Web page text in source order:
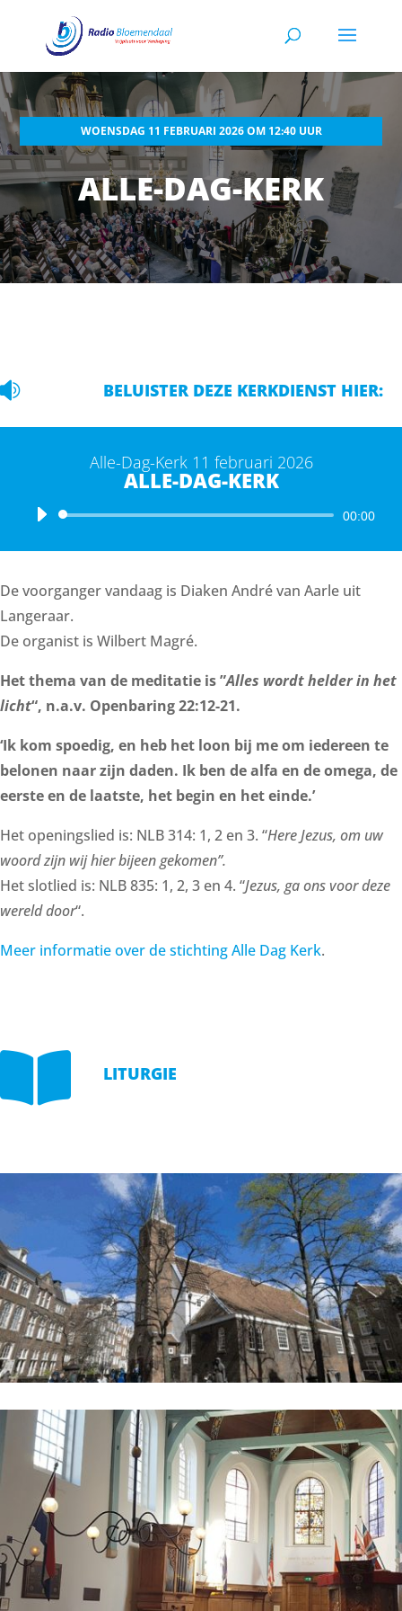
WOENSDAG 11 FEBRUARI 2026 OM 12:40 UUR
ALLE-DAG-KERK
 BELUISTER DEZE KERKDIENST HIER:
Alle-Dag-Kerk 11 februari 2026
ALLE-DAG-KERK
Audiospeler 00:00
De voorganger vandaag is Diaken André van Aarle uit
Langeraar.
De organist is Wilbert Magré.
Het thema van de meditatie is ”Alles wordt helder in het
licht“, n.a.v. Openbaring 22:12-21.
‘Ik kom spoedig, en heb het loon bij me om iedereen te
belonen naar zijn daden. Ik ben de alfa en de omega, de
eerste en de laatste, het begin en het einde.’
Het openingslied is: NLB 314: 1, 2 en 3. “Here Jezus, om uw
woord zijn wij hier bijeen gekomen”.
Het slotlied is: NLB 835: 1, 2, 3 en 4. “Jezus, ga ons voor deze
wereld door“.
Meer informatie over de stichting Alle Dag Kerk.
 LITURGIE